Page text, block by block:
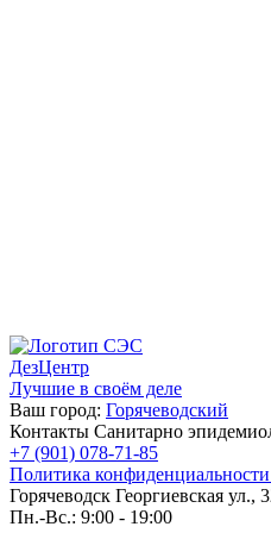
ДезЦентр
Лучшие в своём деле
Ваш город: Горячеводский
Контакты Санитарно
+7 (901) 078-71-85
Политика
Горячеводск Георгиевская ул.,
Пн.-Вс.: 9:00 - 19:00